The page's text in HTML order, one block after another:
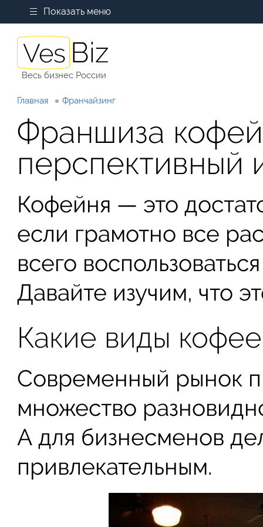
Показать меню
Весь бизнес России
Главная Франчайзинг
Франшиза
перспективный
Кофейня — это
если грамотно все
всего
Давайте изучим, что
Какие виды
Современный рынок
множество
А для бизнесменов
привлекательным.